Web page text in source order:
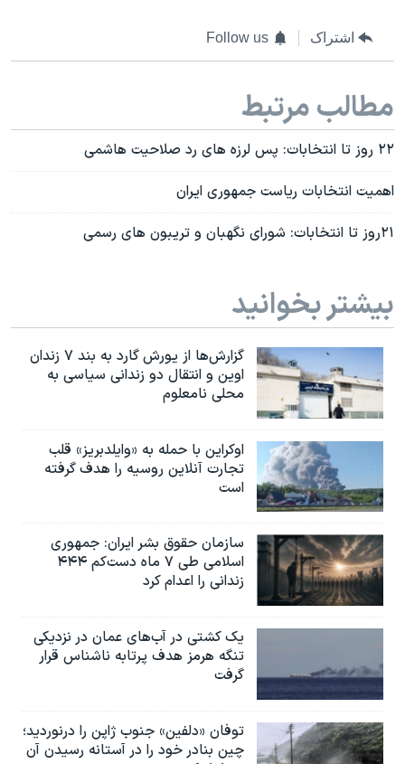
اشتراک Follow us
مطالب مرتبط
۲۲ روز تا انتخابات: پس لرزه های رد صلاحیت هاشمی
اهمیت انتخابات ریاست جمهوری ایران
۲۱روز تا انتخابات: شورای نگهبان و تریبون های رسمی
بیشتر بخوانید
گزارش‌ها از یورش گارد به بند ۷ زندان
اوین و انتقال دو زندانی سیاسی به
محلی نامعلوم
اوکراین با حمله به «وایلدبریز» قلب
تجارت آنلاین روسیه را هدف گرفته
است
سازمان حقوق بشر ایران: جمهوری
اسلامی طی ۷ ماه دست‌کم ۴۴۴
زندانی را اعدام کرد
یک کشتی در آب‌های عمان در نزدیکی
تنگه هرمز هدف پرتابه ناشناس قرار
گرفت
توفان «دلفین» جنوب ژاپن را درنوردید؛
چین بنادر خود را در آستانه رسیدن آن